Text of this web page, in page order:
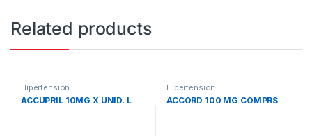
Related products
Hipertension
ACCUPRIL 10MG X UNID. L
Hipertension
ACCORD 100 MG COMPRS